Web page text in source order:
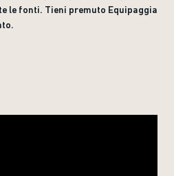
le fonti. Tieni premuto Equipaggia